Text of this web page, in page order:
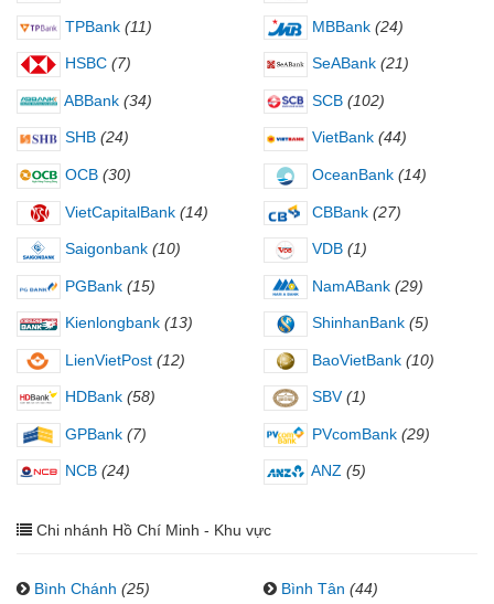
TPBank (11) MBBank (24)
HSBC (7) SeABank (21)
ABBank (34) SCB (102)
SHB (24) VietBank (44)
OCB (30) OceanBank (14)
VietCapitalBank (14) CBBank (27)
Saigonbank (10) VDB (1)
PGBank (15) NamABank (29)
Kienlongbank (13) ShinhanBank (5)
LienVietPost (12) BaoVietBank (10)
HDBank (58) SBV (1)
GPBank (7) PVcomBank (29)
NCB (24) ANZ (5)
Chi nhánh Hồ Chí Minh - Khu vực
Bình Chánh (25) Bình Tân (44)